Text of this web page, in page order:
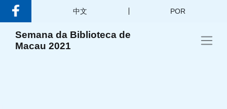
中文 POR
Semana da Biblioteca de
Macau 2021